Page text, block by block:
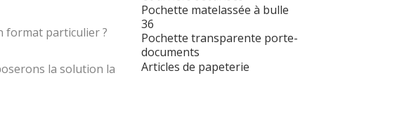
format particulier ?
la solution la
Pochette matelassée à bulle
36
Pochette transparente porte-
documents
Articles de papeterie